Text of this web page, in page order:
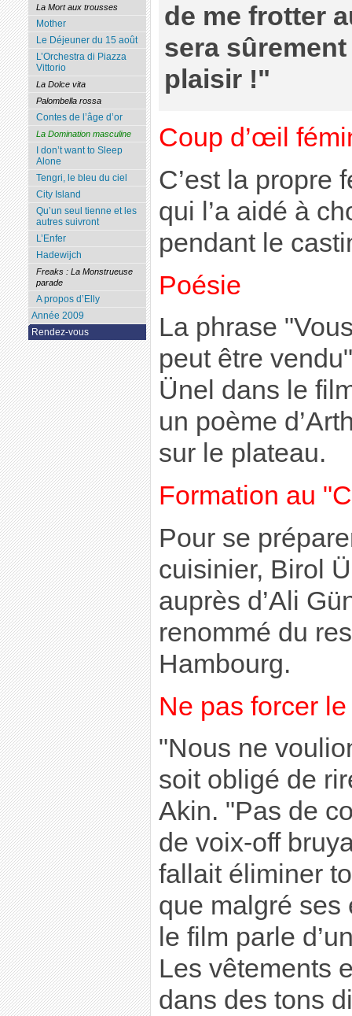
de me frotter
sera
plaisir !"
Coup d’œil
C’est la propre
qui l’a aidé à
pendant le
Poésie
La phrase
peut être
Ünel dans le
un poème
sur le plateau.
Formation au
Pour se
cuisinier, Birol
auprès d’Ali
renommé du
Hambourg.
Ne pas forcer
"Nous ne
soit obligé de
Akin. "Pas de
de voix-off
fallait éliminer
que malgré ses
le film parle
Les vêtements
dans des tons
La Mort aux trousses
Mother
Le Déjeuner du 15 août
L’Orchestra di Piazza
Vittorio
La Dolce vita
Palombella rossa
Contes de l’âge d’or
La Domination masculine
I don’t want to Sleep
Alone
Tengri, le bleu du ciel
City Island
Qu’un seul tienne et les
autres suivront
L’Enfer
Hadewijch
Freaks : La Monstrueuse
parade
A propos d’Elly
Année 2009
Rendez-vous